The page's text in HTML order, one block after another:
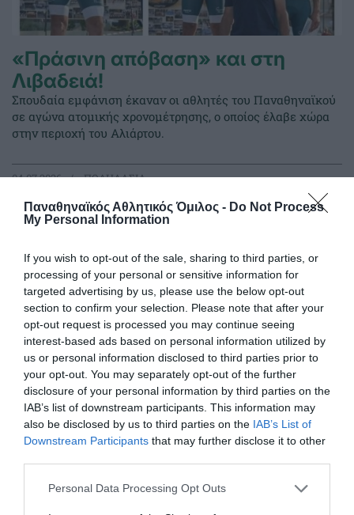
Παναθηναϊκός Αθλητικός Όμιλος - Do Not Process
My Personal Information
If you wish to opt-out of the sale, sharing to third parties, or
processing of your personal or sensitive information for
targeted advertising by us, please use the below opt-out
section to confirm your selection. Please note that after your
opt-out request is processed you may continue seeing
interest-based ads based on personal information utilized by
us or personal information disclosed to third parties prior to
your opt-out. You may separately opt-out of the further
disclosure of your personal information by third parties on the
IAB’s list of downstream participants. This information may
also be disclosed by us to third parties on the IAB’s List of
Downstream Participants that may further disclose it to other
Please note that this website/app uses one or more Google
Personal Data Processing Opt Outs
«Πράσινη απόβαση» και στη
Λιβαδειά!
Σπουδαία εμφάνιση έκαναν οι αθλητές του Παναθηναϊκού
σε αγώνα ατομικής χρονομέτρησης, ο οποίος έλαβε χώρα
στην περιοχή του Αλιάρτου.
04.07.2026 ΠΟΔΗΛΑΣΙΑ
Στο βάθρο του Πανελληνίου
πρωταθλήματος ο Καφρίτσας
Μεγάλη επιτυχία για το τριφύλλι στην Πύλη Τρικάλων,
όπου πραγματοποιήθηκε με απόλυτη επιτυχία ο
απαιτητικός αγώνας της Ατομικής Χρονομέτρησης.